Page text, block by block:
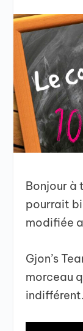
Bonjour à
pourrait
modifiée
Gjon’s
morceau
indifférent.